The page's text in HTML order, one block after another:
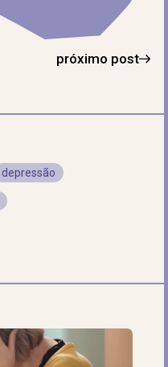
próximo post
depressão